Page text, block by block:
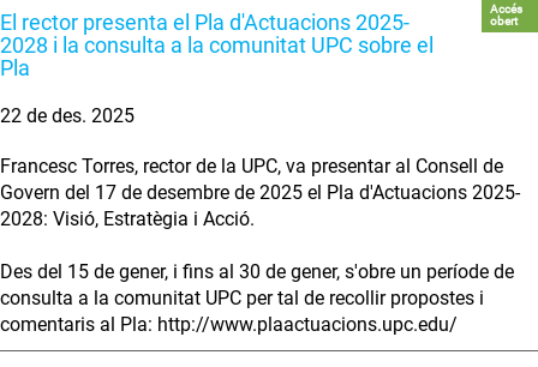
El rector presenta el Pla d'Actuacions 2025-
2028 i la consulta a la comunitat UPC sobre el
Pla
Accés
obert
22 de des. 2025
Francesc Torres, rector de la UPC, va presentar al Consell de
Govern del 17 de desembre de 2025 el Pla d'Actuacions 2025-
2028: Visió, Estratègia i Acció.
Des del 15 de gener, i fins al 30 de gener, s'obre un període de
consulta a la comunitat UPC per tal de recollir propostes i
comentaris al Pla: http://www.plaactuacions.upc.edu/